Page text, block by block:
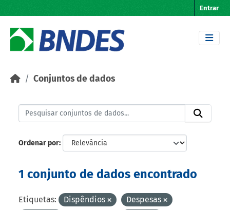
Entrar
Conjuntos de dados
Ordenar por
1 conjunto de dados encontrado
Etiquetas: Dispêndios
Despesas